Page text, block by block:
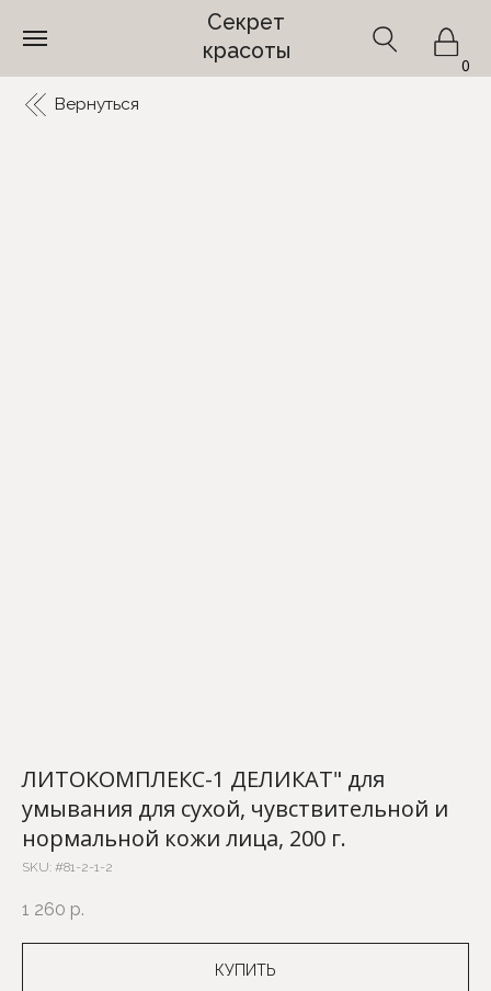
Вернуться
ЛИТОКОМПЛЕКС-1 ДЕЛИКАТ" для
умывания для сухой, чувствительной и
нормальной кожи лица, 200 г.
SKU: #81-2-1-2
1 260 р.
КУПИТЬ